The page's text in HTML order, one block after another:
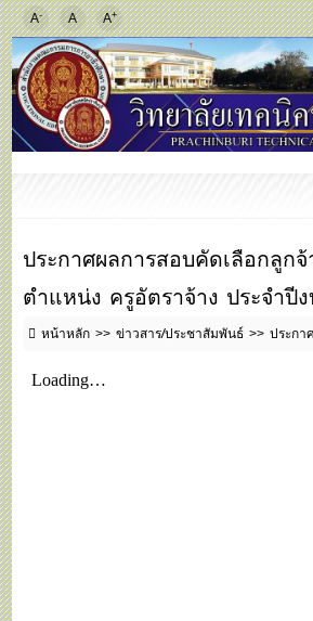
A- A A+
ประกาศผลการสอบคัดเลือกลูก
ตำแหน่ง ครูอัตราจ้าง ประจำปี
หน้าหลัก ข่าวสาร/ประชาสัมพันธ์ ประกาศผลการสอบ